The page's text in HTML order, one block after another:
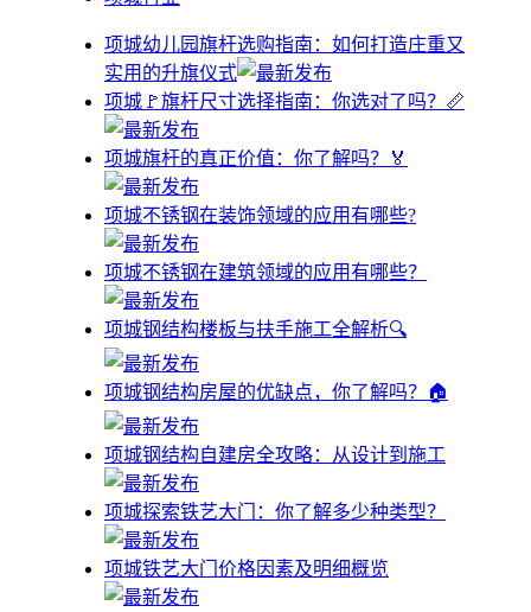
项城幼儿园旗杆选购指南：如何打造庄重又
实用的升旗仪式
项城🚩旗杆尺寸选择指南：你选对了吗？📏
项城旗杆的真正价值：你了解吗？🏅
项城不锈钢在装饰领域的应用有哪些?
项城不锈钢在建筑领域的应用有哪些？
项城钢结构楼板与扶手施工全解析🔍
项城钢结构房屋的优缺点，你了解吗？🏠
项城钢结构自建房全攻略：从设计到施工
项城探索铁艺大门：你了解多少种类型？
项城铁艺大门价格因素及明细概览